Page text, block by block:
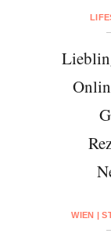
WIEN |